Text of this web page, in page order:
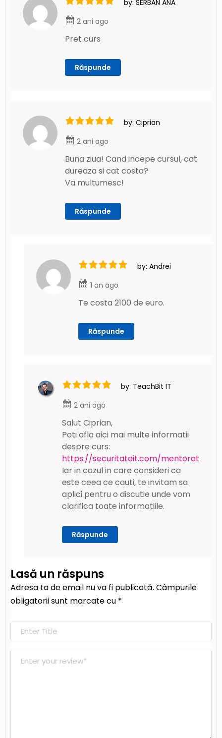
by: SERBAN ANA
2 ani ago
Pret curs
Răspunde
by: Ciprian
2 ani ago
Buna ziua! Cand incepe cursul, cat
dureaza si cat costa?
Va multumesc!
Răspunde
by: Andrei
1 an ago
Te costa 2100 de euro.
Răspunde
by: TeachBit IT
2 ani ago
Salut Ciprian,
Poti afla aici mai multe informatii
despre curs:
https://securitateit.com/mentorat
Iar in cazul in care consideri ca
este ceea ce cauti, te invitam sa
aplici pentru o discutie unde vom
clarifica toate informatiile.
Răspunde
Lasă un răspuns
Adresa ta de email nu va fi publicată. Câmpurile
obligatorii sunt marcate cu *